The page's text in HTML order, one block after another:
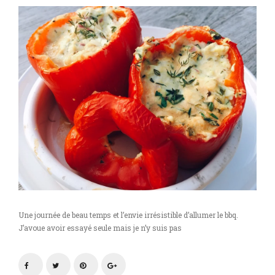
porc
farci
au
citron
olive
Sunset
BBQ
Une journée de beau temps et l’envie irrésistible d’allumer le bbq.
J’avoue avoir essayé seule mais je n’y suis pas